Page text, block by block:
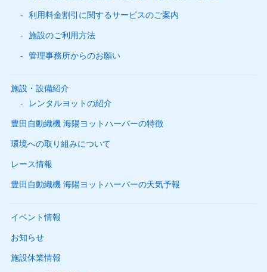
利用料金割引に関するサービスのご案内
施設のご利用方法
管理事務所からのお願い
施設・設備紹介
レンタルヨットの紹介
豊田自動織機 海陽ヨットハーバーの特徴
環境への取り組みについて
レース情報
豊田自動織機 海陽ヨットハーバーの天気予報
イベント情報
お知らせ
施設休業情報